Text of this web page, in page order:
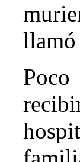
llamó